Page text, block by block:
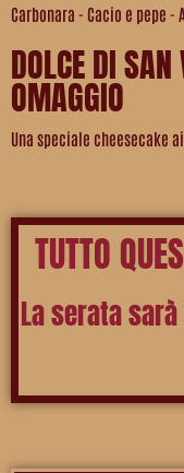
Carbonara - Cacio e pepe
DOLCE DI
OMAGGIO
Una speciale cheesecake
TUTTO
La serata